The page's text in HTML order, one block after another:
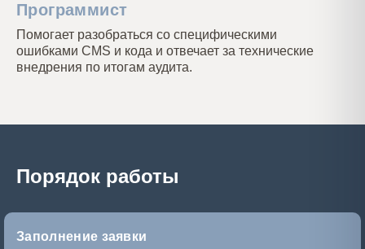
Программист
Помогает разобраться со специфическими
ошибками CMS и кода и отвечает за технические
внедрения по итогам аудита.
Порядок работы
Заполнение заявки